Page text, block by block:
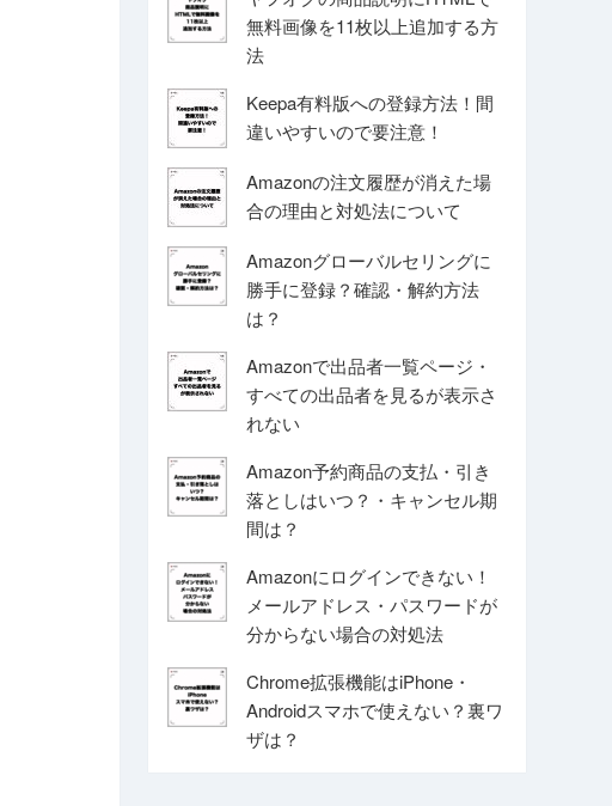
無料画像を11枚以上追加する方
法
Keepa有料版への登録方法！間
違いやすいので要注意！
Amazonの注文履歴が消えた場
合の理由と対処法について
Amazonグローバルセリングに
勝手に登録？確認・解約方法
は？
Amazonで出品者一覧ページ・
すべての出品者を見るが表示さ
れない
Amazon予約商品の支払・引き
落としはいつ？・キャンセル期
間は？
Amazonにログインできない！
メールアドレス・パスワードが
分からない場合の対処法
Chrome拡張機能はiPhone・
Androidスマホで使えない？裏ワ
ザは？